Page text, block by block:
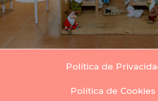
Política de
Política de Cookies